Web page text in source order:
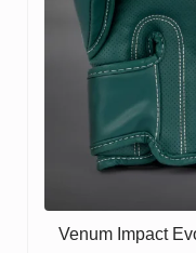
Venum Impact